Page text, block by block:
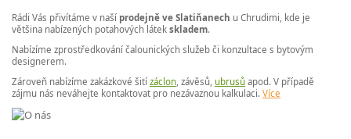
Rádi Vás přivítáme v naší prodejně ve Slatiňanech u Chrudimi, kde je
většina nabízených potahových látek skladem.
Nabízíme zprostředkování čalounických služeb či konzultace s bytovým
designerem.
Zároveň nabízíme zakázkové šití záclon, závěsů, ubrusů apod. V případě
zájmu nás neváhejte kontaktovat pro nezávaznou kalkulaci. Více